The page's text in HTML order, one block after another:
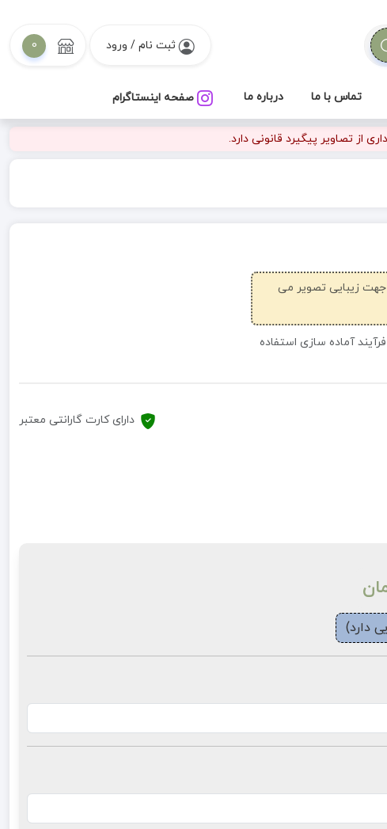
ثبت نام / ورود 0
تماس با ما درباره ما صفحه اینستاگرام
از تصاویر پیگیرد قانونی دارد.
جهت زیبایی تصویر می
آماده سازی استفاده
دارای کارت گارانتی معتبر